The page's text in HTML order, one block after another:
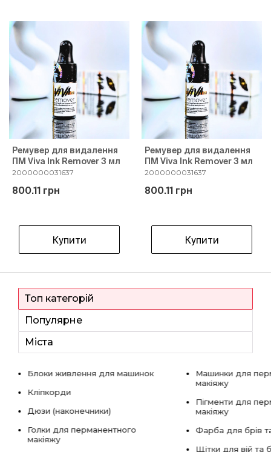
Ремувер для видалення
ПМ Viva Ink Remover 3 мл
2000000031637
800.11 грн
Купити
Ремувер для видалення
ПМ Viva Ink Remover 3 мл
2000000031637
800.11 грн
Купити
Топ категорій
Популярне
Міста
Блоки живлення для машинок
Кліпкорди
Дюзи (наконечники)
Голки для перманентного
макіяжу
Машинки для
макіяжу
Пігменти для
макіяжу
Фарба для брів
Щітки для вій та